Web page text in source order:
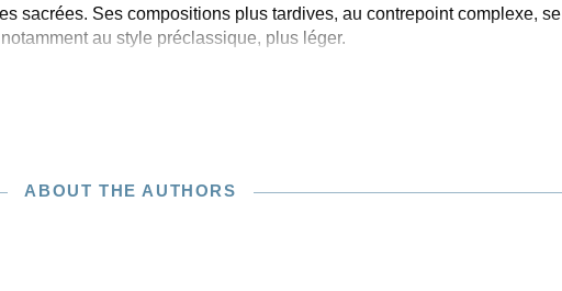
sacrées. Ses compositions plus tardives, au contrepoint complexe, se
au style préclassique, plus léger.
ABOUT THE AUTHORS